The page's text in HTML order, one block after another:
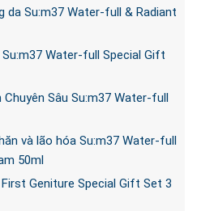
da Su:m37 Water-full & Radiant
Water-full Special Gift
Sâu Su:m37 Water-full
và lão hóa Su:m37 Water-full
50ml
Geniture Special Gift Set 3